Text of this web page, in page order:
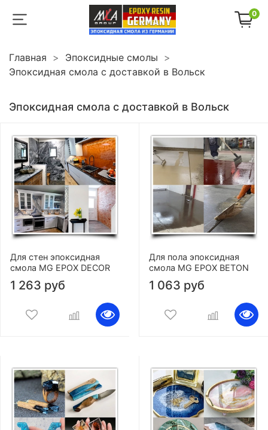
0
Главная
Эпоксидные смолы
Эпоксидная смола с доставкой в Вольск
Эпоксидная смола с доставкой в Вольск
Для стен эпоксидная
смола MG EPOX DECOR
1 263 руб
Для пола эпоксидная
смола MG EPOX BETON
1 063 руб